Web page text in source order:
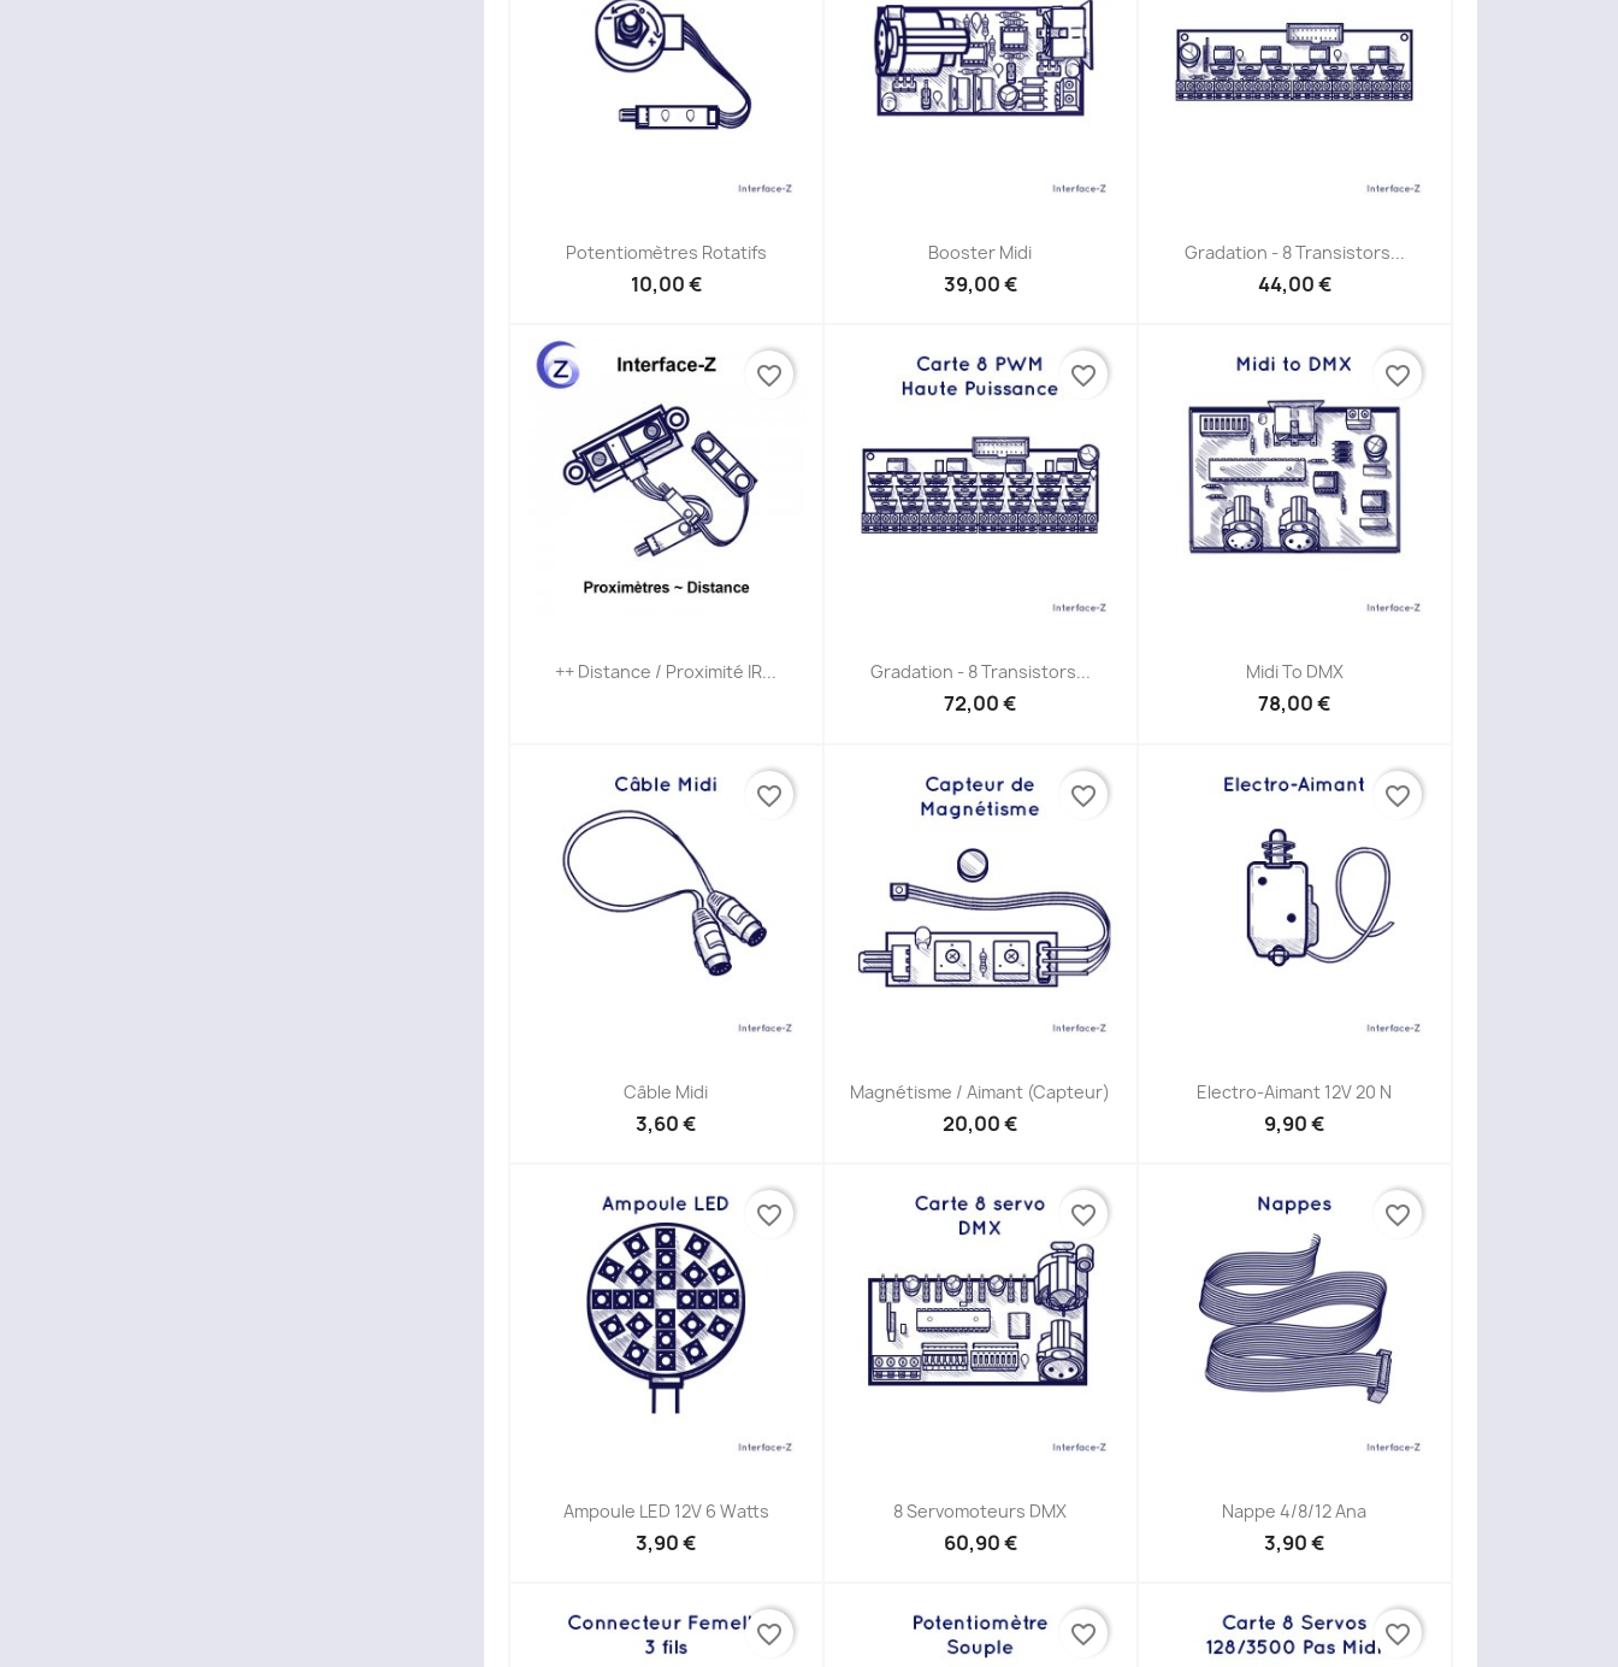
Potentiomètres Rotatifs
10,00 €
Booster Midi
39,00 €
Gradation - 8 Transistors...
44,00 €
++ Distance / Proximité IR...
favorite_border
Gradation - 8 Transistors...
72,00 €
favorite_border
Midi To DMX
78,00 €
favorite_border
Câble Midi
3,60 €
favorite_border
Magnétisme / Aimant (capteur)
20,00 €
favorite_border
Electro-Aimant 12V 20 N
9,90 €
favorite_border
Ampoule LED 12V 6 Watts
3,90 €
favorite_border
8 Servomoteurs DMX
60,90 €
favorite_border
Nappe 4/8/12 Ana
3,90 €
favorite_border
favorite_border favorite_border favorite_border